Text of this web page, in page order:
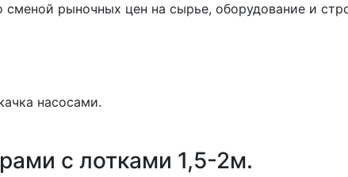
рыночных цен на сырье, оборудование и
насосами.
с лотками 1,5-2м.